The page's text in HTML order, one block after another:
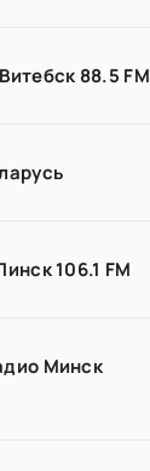
88.5 FM
106.1 FM
Минск